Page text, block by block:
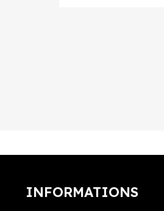
INFORMATIONS